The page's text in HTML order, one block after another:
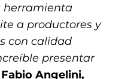
herramienta
a productores y
con calidad
presentar
Fabio Angelini,